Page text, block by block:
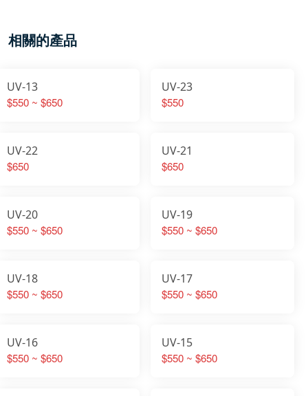
相關的產品
UV-13
$550 ~ $650
UV-23
$550
UV-22
$650
UV-21
$650
UV-20
$550 ~ $650
UV-19
$550 ~ $650
UV-18
$550 ~ $650
UV-17
$550 ~ $650
UV-16
$550 ~ $650
UV-15
$550 ~ $650